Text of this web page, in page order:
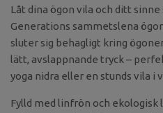
Låt dina ögon vila och ditt
Generations sammetslena
sluter sig behagligt kring
lätt, avslappnande tryck –
yoga nidra eller en stunds vila i
Fylld med linfrön och ekologisk